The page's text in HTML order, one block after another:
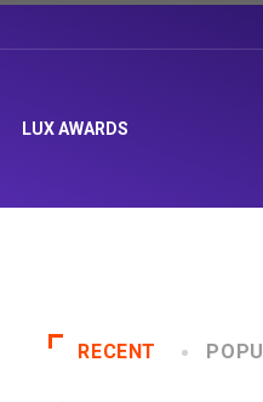
LUX AWARDS
RECENT